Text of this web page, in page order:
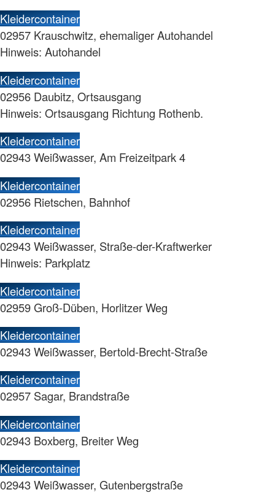
Kleidercontainer
02957 Krauschwitz, ehemaliger Autohandel
Hinweis: Autohandel
Kleidercontainer
02956 Daubitz, Ortsausgang
Hinweis: Ortsausgang Richtung Rothenb.
Kleidercontainer
02943 Weißwasser, Am Freizeitpark 4
Kleidercontainer
02956 Rietschen, Bahnhof
Kleidercontainer
02943 Weißwasser, Straße-der-Kraftwerker
Hinweis: Parkplatz
Kleidercontainer
02959 Groß-Düben, Horlitzer Weg
Kleidercontainer
02943 Weißwasser, Bertold-Brecht-Straße
Kleidercontainer
02957 Sagar, Brandstraße
Kleidercontainer
02943 Boxberg, Breiter Weg
Kleidercontainer
02943 Weißwasser, Gutenbergstraße